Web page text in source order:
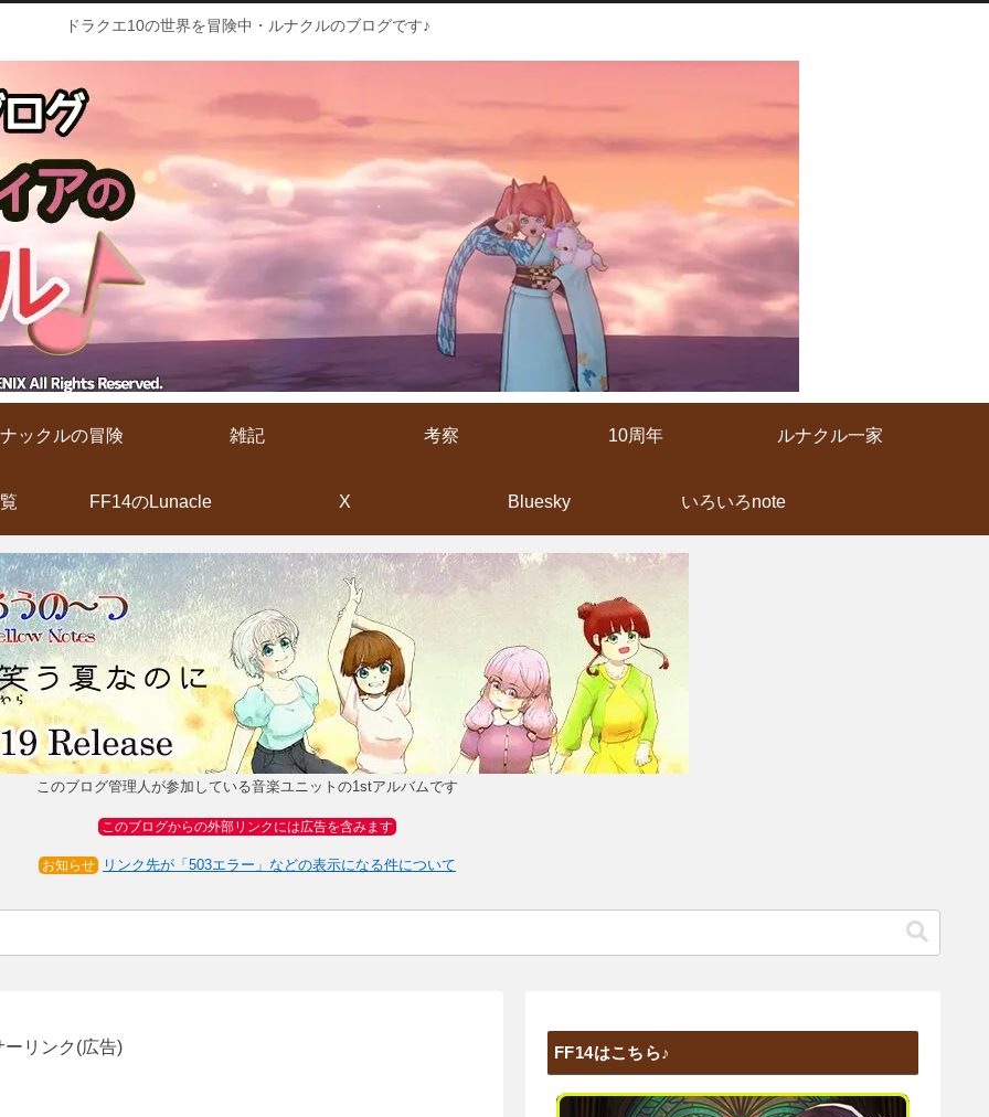
ドラクエ10の世界を冒険中・ルナクルのブログです♪
ックルの冒険 雑記 考察 10周年 ルナクル一家
FF14のLunacle X Bluesky いろいろnote
このブログ管理人が参加している音楽ユニットの1stアルバムです
このブログからの外部リンクには広告を含みます
お知らせ リンク先が「503エラー」などの表示になる件について
ーリンク(広告) FF14はこちら♪